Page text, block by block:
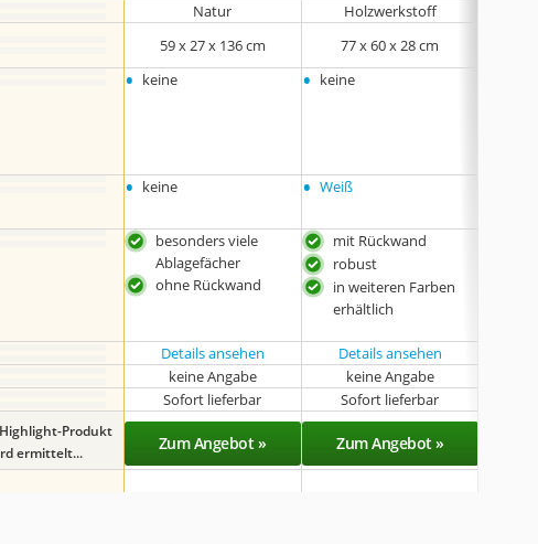
Natur
Holzwerkstoff
59 x 27 x 136 cm 77 x 60 x 28 cm
• keine • keine
• keine • Weiß
besonders viele
Ablagefächer
ohne Rückwand
mit Rückwand
robust
in weiteren Farben
erhältlich
Details ansehen Details ansehen
keine Angabe keine Angabe
Sofort lieferbar Sofort lieferbar
Produkt
ermittelt...
Zum Angebot » Zum Angebot »